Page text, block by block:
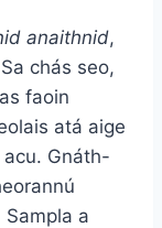
anaithnid,
chás seo,
faoin
atá aige
Gnáth-
a